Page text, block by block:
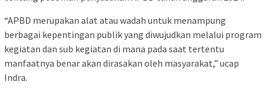
“APBD merupakan alat atau wadah untuk menampung
berbagai kepentingan publik yang diwujudkan melalui program
kegiatan dan sub kegiatan di mana pada saat tertentu
manfaatnya benar akan dirasakan oleh masyarakat,” ucap
Indra.